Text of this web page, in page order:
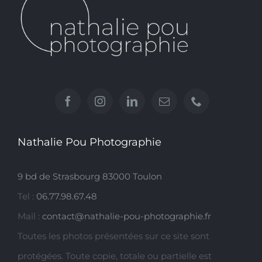
Nathalie Pou Photographie
9 bd de Strasbourg 83000 Toulon
Tel : 06.77.98.67.48
Mail : contact@nathalie-pou-photographie.fr
Toutes les photos présentées sur ce site sont
protégées. Toute copie, totale ou partielle est